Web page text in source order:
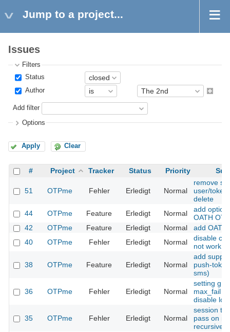
Jump to a project...
Issues
Filters
Status
Author
Add filter
Options
Apply Clear
# Project Tracker Status Priority
51 OTPme Fehler Erledigt Normal
remove
user/token
delete
44
OTPme Feature Erledigt Normal
add
OATH
42
OTPme Feature Erledigt Normal
add OATH
40
OTPme Fehler Erledigt Normal
disable
not work
38 OTPme Feature Erledigt Normal
add
push-
sms)
36 OTPme Fehler Erledigt Normal
setting
max_fail
disable
35 OTPme Fehler Erledigt Normal
session
pass on is
recursive